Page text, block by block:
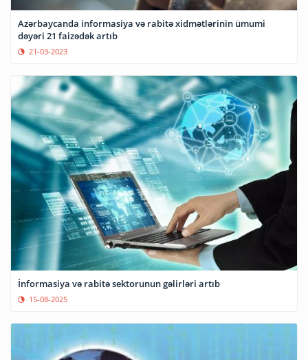
Azərbaycanda informasiya və rabitə xidmətlərinin ümumi
dəyəri 21 faizədək artıb
21-03-2023
İnformasiya və rabitə sektorunun gəlirləri artıb
15-08-2025